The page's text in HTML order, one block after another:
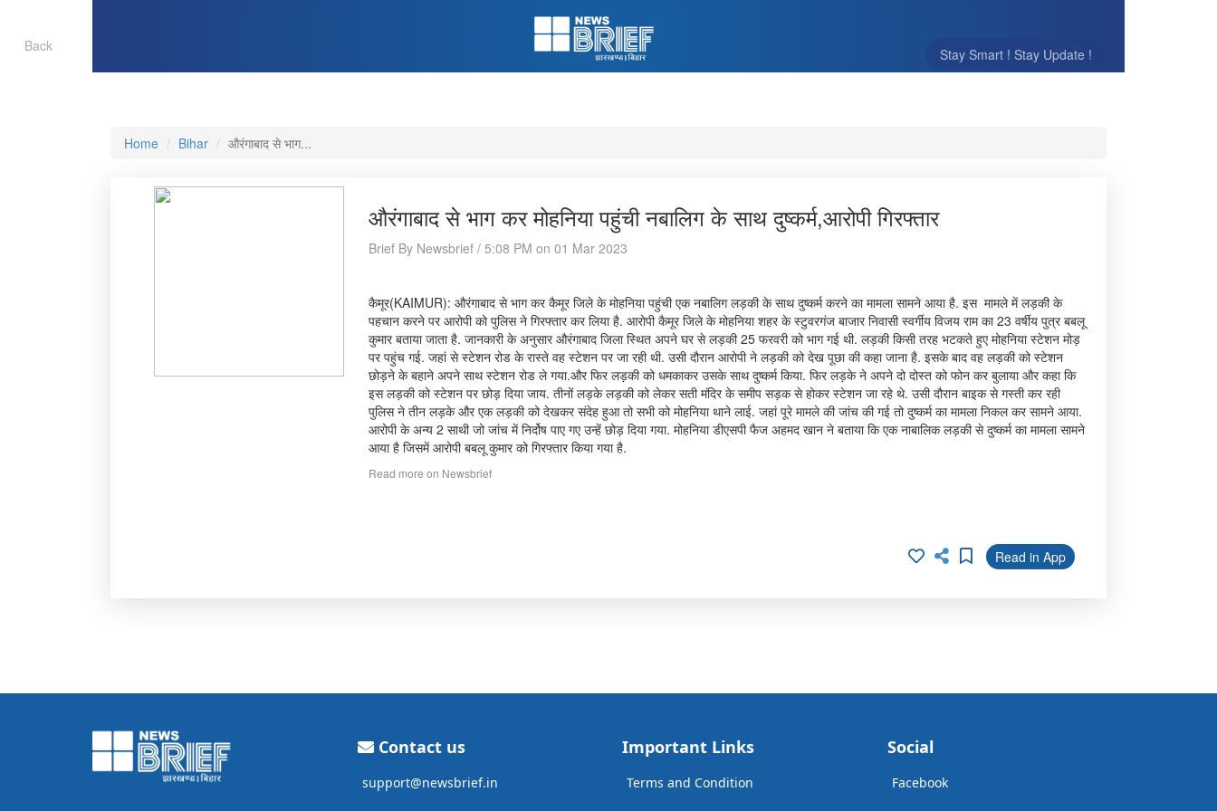
Stay Smart ! Stay Update !
Back
Home Bihar औरंगाबाद से भाग...
औरंगाबाद से भाग कर मोहनिया पहुंची नबालिग के साथ दुष्कर्म,आरोपी गिरफ्तार
Brief By Newsbrief / 5:08 PM on 01 Mar 2023
कैमूर(KAIMUR): औरंगाबाद से भाग कर कैमूर जिले के मोहनिया पहुंची एक नबालिग लड़की के साथ दुष्कर्म करने का मामला सामने आया है. इस मामले में लड़की के
पहचान करने पर आरोपी को पुलिस ने गिरफ्तार कर लिया है. आरोपी कैमूर जिले के मोहनिया शहर के स्टुवरगंज बाजार निवासी स्वर्गीय विजय राम का 23 वर्षीय पुत्र बबलू
कुमार बताया जाता है. जानकारी के अनुसार औरंगाबाद जिला स्थित अपने घर से लड़की 25 फरवरी को भाग गई थी. लड़की किसी तरह भटकते हुए मोहनिया स्टेशन मोड़
पर पहुंच गई. जहां से स्टेशन रोड के रास्ते वह स्टेशन पर जा रही थी. उसी दौरान आरोपी ने लड़की को देख पूछा की कहा जाना है. इसके बाद वह लड़की को स्टेशन
छोड़ने के बहाने अपने साथ स्टेशन रोड ले गया.और फिर लड़की को धमकाकर उसके साथ दुष्कर्म किया. फिर लड़के ने अपने दो दोस्त को फोन कर बुलाया और कहा कि
इस लड़की को स्टेशन पर छोड़ दिया जाय. तीनों लड़के लड़की को लेकर सती मंदिर के समीप सड़क से होकर स्टेशन जा रहे थे. उसी दौरान बाइक से गस्ती कर रही
पुलिस ने तीन लड़के और एक लड़की को देखकर संदेह हुआ तो सभी को मोहनिया थाने लाई. जहां पूरे मामले की जांच की गई तो दुष्कर्म का मामला निकल कर सामने आया.
आरोपी के अन्य 2 साथी जो जांच में निर्दोष पाए गए उन्हें छोड़ दिया गया. मोहनिया डीएसपी फैज अहमद खान ने बताया कि एक नाबालिक लड़की से दुष्कर्म का मामला सामने
आया है जिसमें आरोपी बबलू कुमार को गिरफ्तार किया गया है.
Read more on Newsbrief
Read in App
Contact us
support@newsbrief.in
Important Links
Terms and Condition
Social
Facebook